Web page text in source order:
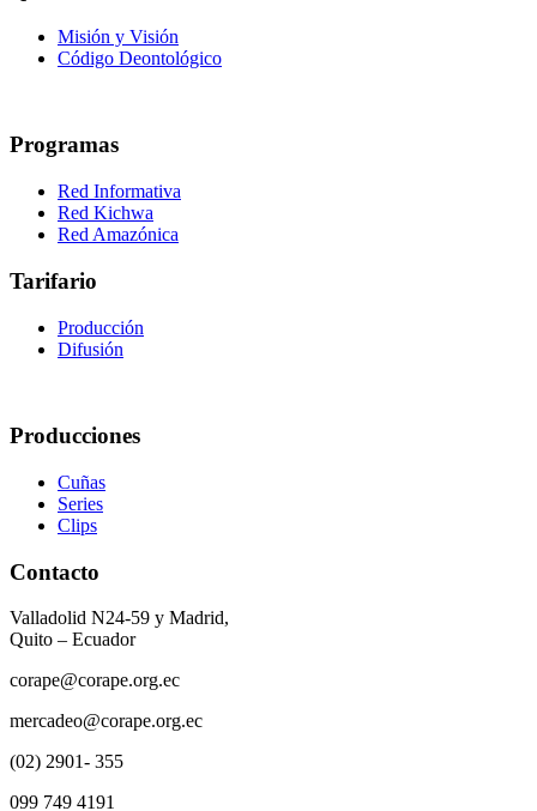
Misión y Visión
Código Deontológico
Programas
Red Informativa
Red Kichwa
Red Amazónica
Tarifario
Producción
Difusión
Producciones
Cuñas
Series
Clips
Contacto
Valladolid N24-59 y Madrid,
Quito – Ecuador
corape@corape.org.ec
mercadeo@corape.org.ec
(02) 2901- 355
099 749 4191